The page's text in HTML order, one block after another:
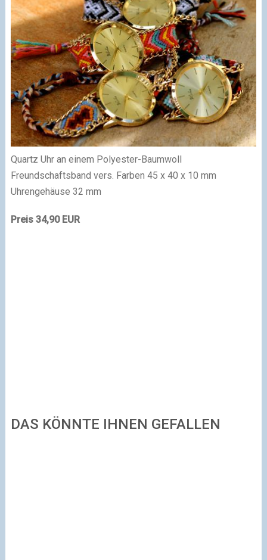
Quartz Uhr an einem Polyester-Baumwoll
Freundschaftsband vers. Farben 45 x 40 x 10 mm
Uhrengehäuse 32 mm
Preis 34,90 EUR
DAS KÖNNTE IHNEN GEFALLEN